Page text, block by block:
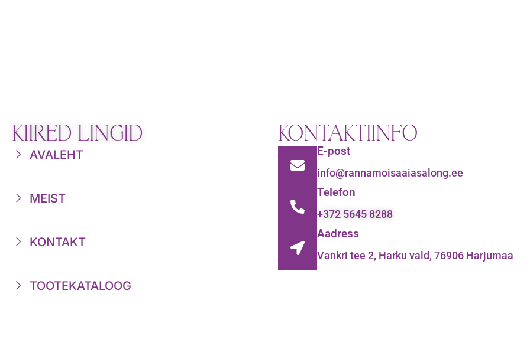
KIIRED LINGID
AVALEHT
MEIST
KONTAKT
TOOTEKATALOOG
KONTAKTIINFO
E-post
info@rannamoisaaiasalong.ee
Telefon
+372 5645 8288
Aadress
Vankri tee 2, Harku vald, 76906 Harjumaa